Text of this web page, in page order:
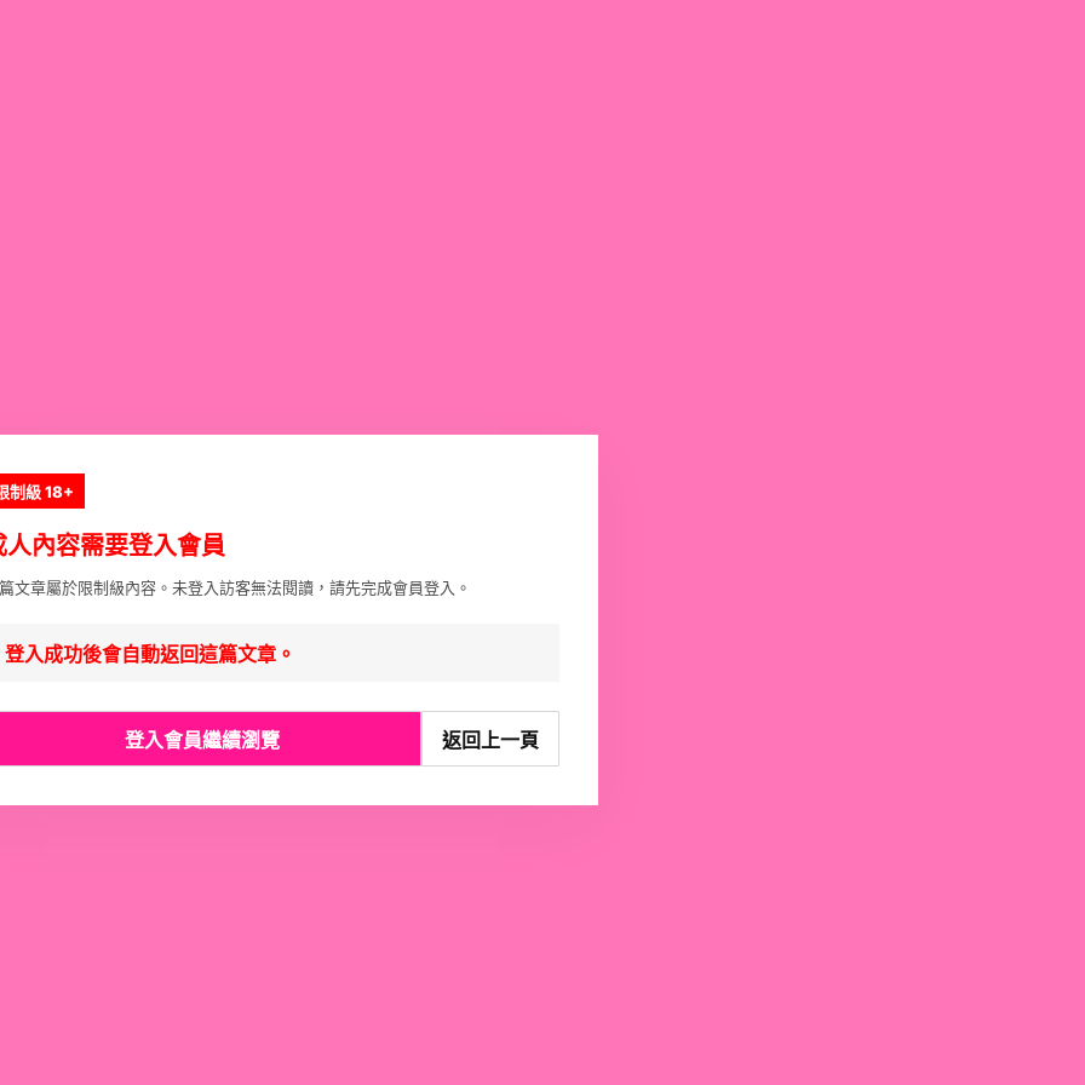
制級 18+
人內容需要登入會員
文章屬於限制級內容。未登入訪客無法閱讀，請先完成會員登入。
登入成功後會自動返回這篇文章。
登入會員繼續瀏覽 返回上一頁